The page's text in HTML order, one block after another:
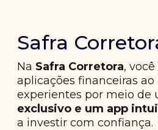
Safra
Na Safra Corretora,
aplicações financeiras
experientes por meio de
exclusivo e um app
a investir com confiança.